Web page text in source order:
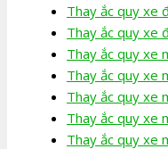
Thay ắc quy xe
Thay ắc quy xe
Thay ắc quy xe
Thay ắc quy xe
Thay ắc quy xe
Thay ắc quy xe
Thay ắc quy xe